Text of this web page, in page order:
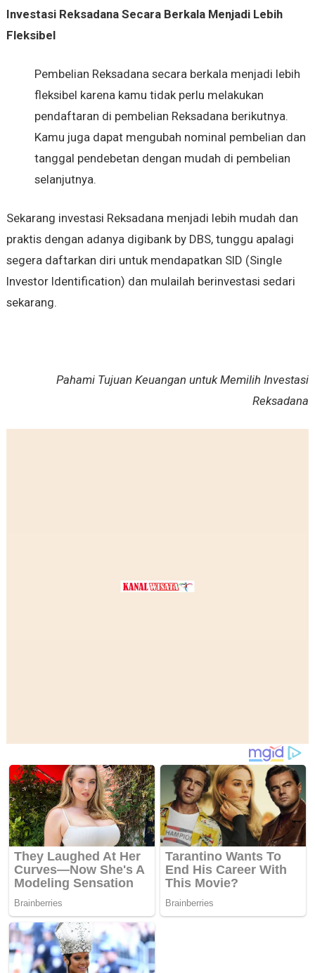
Investasi Reksadana Secara Berkala Menjadi Lebih
Fleksibel
Pembelian Reksadana secara berkala menjadi lebih
fleksibel karena kamu tidak perlu melakukan
pendaftaran di pembelian Reksadana berikutnya.
Kamu juga dapat mengubah nominal pembelian dan
tanggal pendebetan dengan mudah di pembelian
selanjutnya.
Sekarang investasi Reksadana menjadi lebih mudah dan
praktis dengan adanya digibank by DBS, tunggu apalagi
segera daftarkan diri untuk mendapatkan SID (Single
Investor Identification) dan mulailah berinvestasi sedari
sekarang.
Pahami Tujuan Keuangan untuk Memilih Investasi
Reksadana